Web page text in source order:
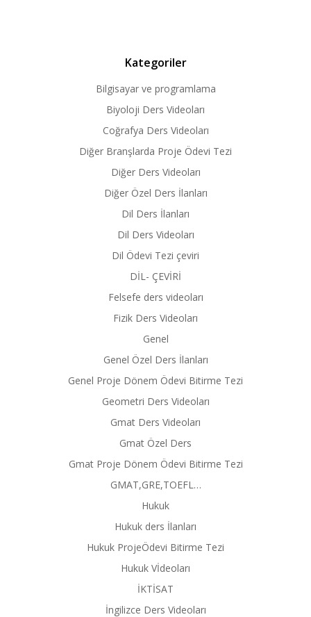
Kategoriler
Bilgisayar ve programlama
Biyoloji Ders Videoları
Coğrafya Ders Videoları
Diğer Branşlarda Proje Ödevi Tezi
Diğer Ders Videoları
Diğer Özel Ders İlanları
Dil Ders İlanları
Dil Ders Videoları
Dil Ödevi Tezi çeviri
DİL- ÇEVİRİ
Felsefe ders videoları
Fizik Ders Videoları
Genel
Genel Özel Ders İlanları
Genel Proje Dönem Ödevi Bitirme Tezi
Geometri Ders Videoları
Gmat Ders Videoları
Gmat Özel Ders
Gmat Proje Dönem Ödevi Bitirme Tezi
GMAT,GRE,TOEFL…
Hukuk
Hukuk ders İlanları
Hukuk ProjeÖdevi Bitirme Tezi
Hukuk Vİdeoları
İKTİSAT
İngilizce Ders Videoları